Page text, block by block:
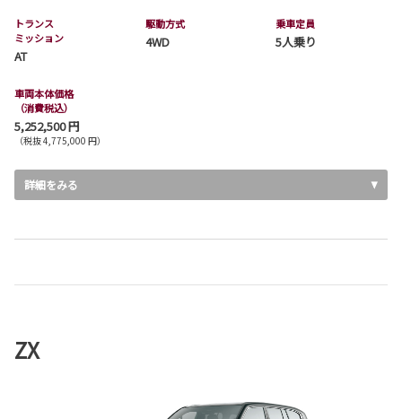
トランス
ミッション
AT
駆動方式
4WD
乗車定員
5人乗り
車両本体価格
（消費税込）
5,252,500 円
（税抜 4,775,000 円）
詳細をみる
ZX